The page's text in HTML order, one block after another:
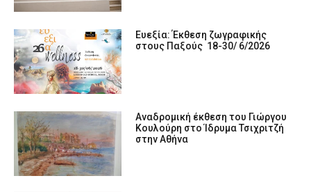
Ευεξία: Έκθεση ζωγραφικής
στους Παξούς 18-30/ 6/2026
Αναδρομική έκθεση του Γιώργου
Κουλούρη στο Ίδρυμα Τσιχριτζή
στην Αθήνα